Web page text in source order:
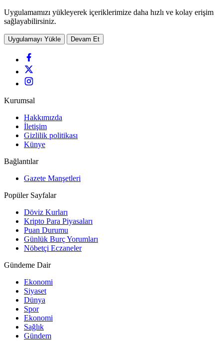
Uygulamamızı yükleyerek içeriklerimize daha hızlı ve kolay erişim
sağlayabilirsiniz.
Uygulamayı Yükle Devam Et
Kurumsal
Hakkımızda
İletişim
Gizlilik politikası
Künye
Bağlantılar
Gazete Manşetleri
Popüler Sayfalar
Döviz Kurları
Kripto Para Piyasaları
Puan Durumu
Günlük Burç Yorumları
Nöbetçi Eczaneler
Gündeme Dair
Ekonomi
Siyaset
Dünya
Spor
Ekonomi
Sağlık
Gündem